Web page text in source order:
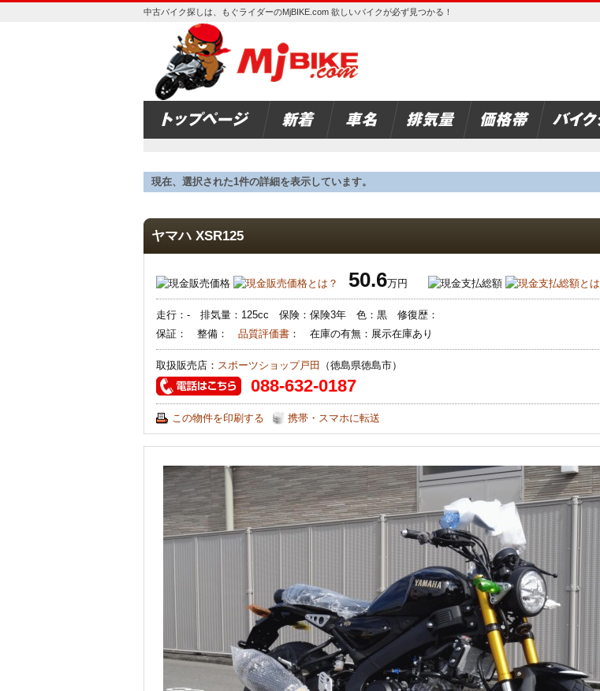
中古バイク探しは、もぐライダーのMjBIKE.com 欲しいバイクが必ず見つかる！
現在、選択された1件の詳細を表示しています。
ヤマハ XSR125
50.6万円
走行：- 排気量：125cc 保険：保険3年 色：黒 修復歴：
保証： 整備： 品質評価書： 在庫の有無：展示在庫あり
取扱販売店： スポーツショップ戸田 （徳島県徳島市）
088-632-0187
この物件を印刷する 携帯・スマホに転送